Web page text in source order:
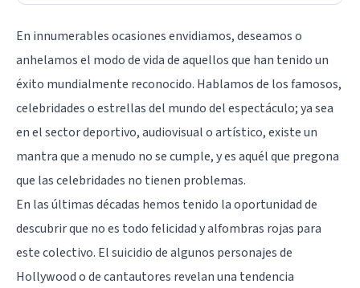
En innumerables ocasiones envidiamos, deseamos o
anhelamos el modo de vida de aquellos que han tenido un
éxito mundialmente reconocido. Hablamos de los famosos,
celebridades o estrellas del mundo del espectáculo; ya sea
en el sector deportivo, audiovisual o artístico, existe un
mantra que a menudo no se cumple, y es aquél que pregona
que las celebridades no tienen problemas.
En las últimas décadas hemos tenido la oportunidad de
descubrir que no es todo felicidad y alfombras rojas para
este colectivo. El suicidio de algunos personajes de
Hollywood o de cantautores revelan una tendencia